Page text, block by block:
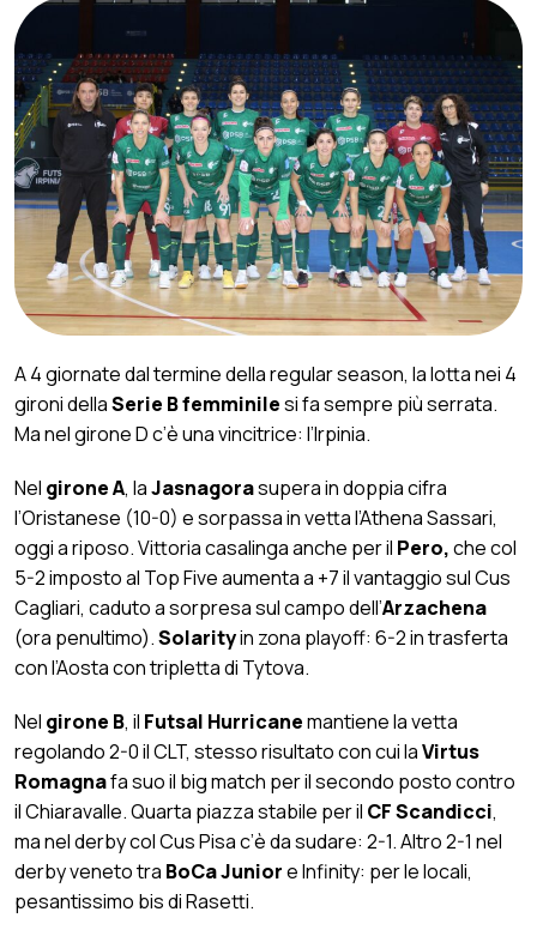
A 4 giornate dal termine della regular season, la lotta nei 4
gironi dellaSerie B femminilesi fa sempre più serrata.
Ma nel girone D c’è una vincitrice: l’Irpinia.
Nel girone A, laJasnagorasupera in doppia cifra
l’Oristanese (10-0) e sorpassa in vetta l’Athena Sassari,
oggi a riposo. Vittoria casalinga anche per il Pero,che col
5-2 imposto al Top Five aumenta a +7 il vantaggio sul Cus
Cagliari, caduto a sorpresa sul campo dell’Arzachena
(ora penultimo).Solarityin zona playoff: 6-2 in trasferta
con l’Aosta con tripletta di Tytova.
Nel girone B, il Futsal Hurricanemantiene la vetta
regolando 2-0 il CLT, stesso risultato con cui laVirtus
Romagnafa suo il big match per il secondo posto contro
il Chiaravalle. Quarta piazza stabile per il CF Scandicci,
ma nel derby col Cus Pisa c’è da sudare: 2-1. Altro 2-1 nel
derby veneto tra BoCaJuniore Infinity: per le locali,
pesantissimo bis di Rasetti.